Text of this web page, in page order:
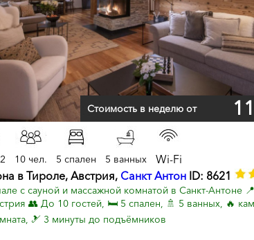
Стоимость в неделю от
10 чел. 5 спален 5 ванных
Wi-Fi
в Тироле, Австрия, Санкт Антон ID: 8621
с сауной и массажной комнатой в Санкт-Антоне
👥 До 10 гостей, 🛏 5 спален, 🚿 5 ванных, 🔥
🎿 3 минуты до подъёмников